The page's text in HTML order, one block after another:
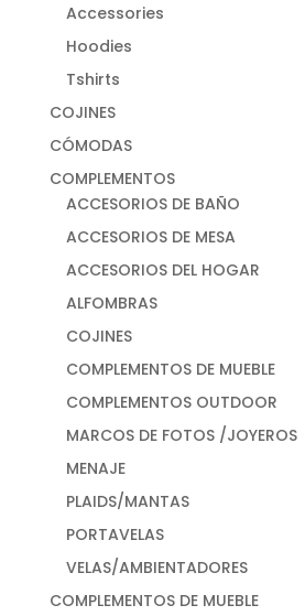
Accessories
Hoodies
Tshirts
COJINES
CÓMODAS
COMPLEMENTOS
ACCESORIOS DE BAÑO
ACCESORIOS DE MESA
ACCESORIOS DEL HOGAR
ALFOMBRAS
COJINES
COMPLEMENTOS DE MUEBLE
COMPLEMENTOS OUTDOOR
MARCOS DE FOTOS /JOYEROS
MENAJE
PLAIDS/MANTAS
PORTAVELAS
VELAS/AMBIENTADORES
COMPLEMENTOS DE MUEBLE